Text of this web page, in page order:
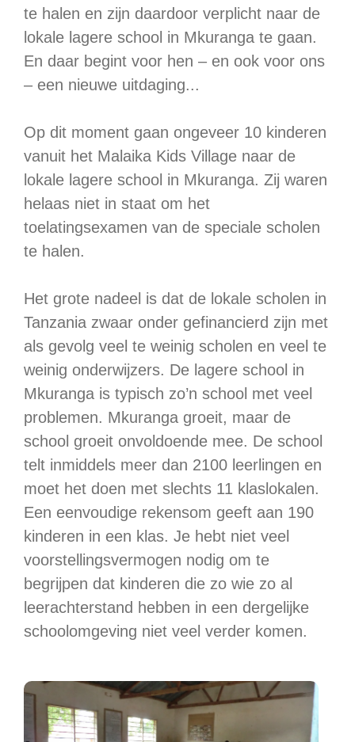
te halen en zijn daardoor verplicht naar de
lokale lagere school in Mkuranga te gaan.
En daar begint voor hen – en ook voor ons
– een nieuwe uitdaging...
Op dit moment gaan ongeveer 10 kinderen
vanuit het Malaika Kids Village naar de
lokale lagere school in Mkuranga. Zij waren
helaas niet in staat om het
toelatingsexamen van de speciale scholen
te halen.
Het grote nadeel is dat de lokale scholen in
Tanzania zwaar onder gefinancierd zijn met
als gevolg veel te weinig scholen en veel te
weinig onderwijzers. De lagere school in
Mkuranga is typisch zo’n school met veel
problemen. Mkuranga groeit, maar de
school groeit onvoldoende mee. De school
telt inmiddels meer dan 2100 leerlingen en
moet het doen met slechts 11 klaslokalen.
Een eenvoudige rekensom geeft aan 190
kinderen in een klas. Je hebt niet veel
voorstellingsvermogen nodig om te
begrijpen dat kinderen die zo wie zo al
leerachterstand hebben in een dergelijke
schoolomgeving niet veel verder komen.